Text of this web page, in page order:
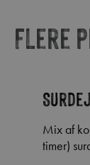
Flere
Mix af koldt- og langtidshævede (18
timer)